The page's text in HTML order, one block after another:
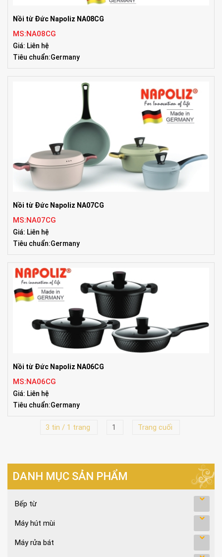
Nồi từ Đức Napoliz NA08CG
MS:NA08CG
Giá: Liên hệ
Tiêu chuẩn:Germany
Nồi từ Đức Napoliz NA07CG
MS:NA07CG
Giá: Liên hệ
Tiêu chuẩn:Germany
Nồi từ Đức Napoliz NA06CG
MS:NA06CG
Giá: Liên hệ
Tiêu chuẩn:Germany
3 tin / 1 trang 1 Trang cuối
DANH MỤC SẢN PHẨM
Bếp từ
Máy hút mùi
Máy rửa bát